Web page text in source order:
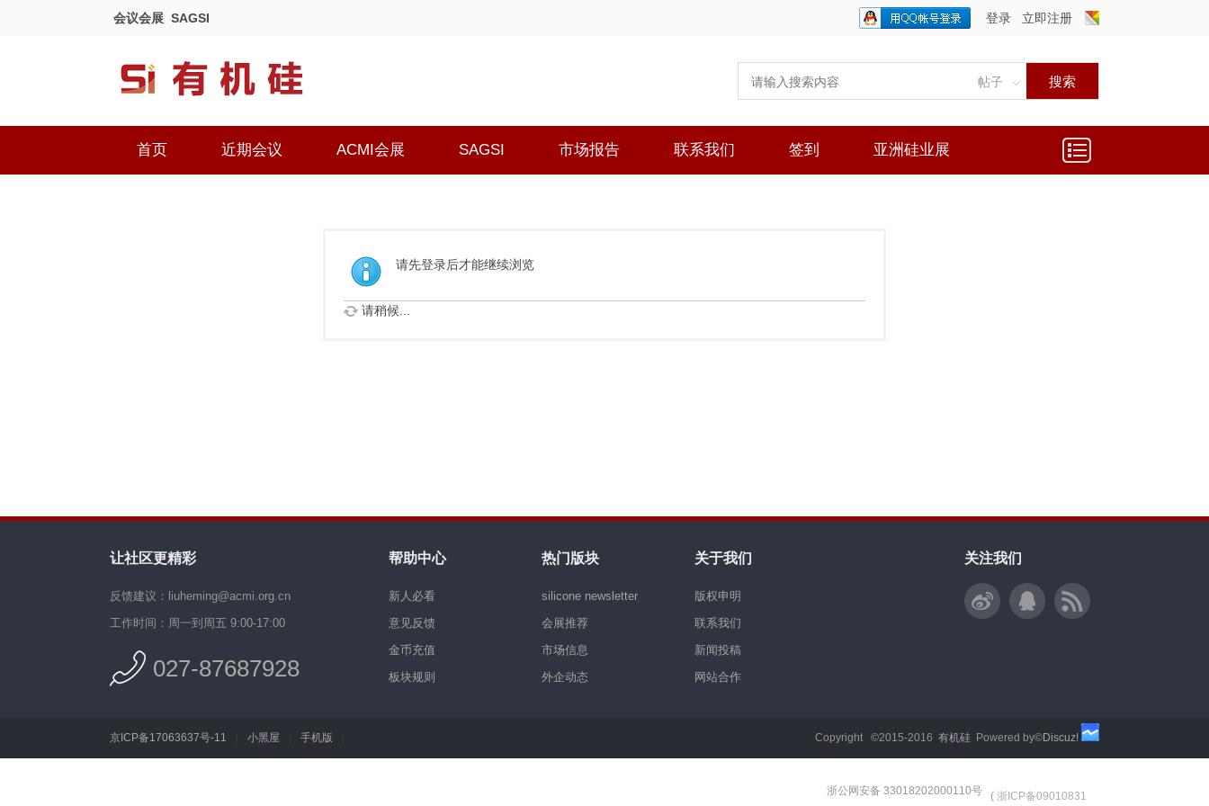
会议会展 SAGSI 登录
立即注册
帖子 搜索
首页 近期会议 ACMI会展 SAGSI 市场报告 联系我们 签到 亚洲硅业展
请先登录后才能继续浏览
请稍候...
让社区更精彩
反馈建议：liuheming@acmi.org.cn
工作时间：周一到周五 9:00-17:00
027-87687928
帮助中心
新人必看
意见反馈
金币充值
板块规则
热门版块
silicone newsletter
会展推荐
市场信息
外企动态
关于我们
版权申明
联系我们
新闻投稿
网站合作
关注我们
京ICP备17063637号-11 小黑屋 手机版 Copyright ©2015-2016 有机硅 Powered by©Discuz!
浙公网安备 33018202000110号 ( 浙ICP备09010831